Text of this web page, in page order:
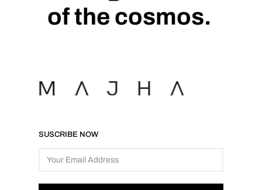
of the cosmos.
SUSCRIBE NOW